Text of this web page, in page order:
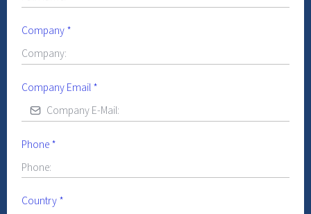
Company *
Company Email *
Phone *
Country *